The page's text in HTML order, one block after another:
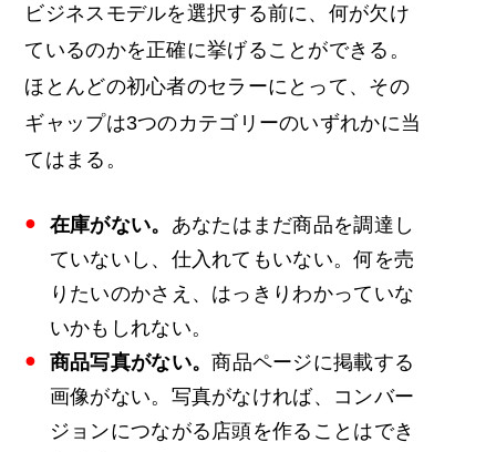
ビジネスモデルを選択する前に、何が欠け
ているのかを正確に挙げることができる。
ほとんどの初心者のセラーにとって、その
ギャップは3つのカテゴリーのいずれかに当
てはまる。
在庫がない。 あなたはまだ商品を調達し
ていないし、仕入れてもいない。何を売
りたいのかさえ、はっきりわかっていな
いかもしれない。
商品写真がない。商品ページに掲載する
画像がない。写真がなければ、コンバー
ジョンにつながる店頭を作ることはでき